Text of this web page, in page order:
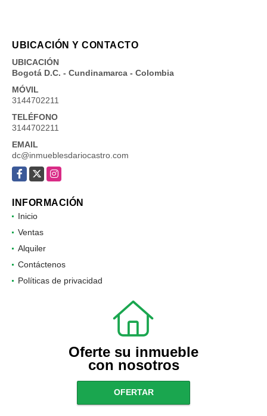
UBICACIÓN Y CONTACTO
UBICACIÓN
Bogotá D.C. - Cundinamarca - Colombia
MÓVIL
3144702211
TELÉFONO
3144702211
EMAIL
dc@inmueblesdariocastro.com
Facebook
X Instagram
INFORMACIÓN
Inicio
Ventas
Alquiler
Contáctenos
Políticas de privacidad
Oferte su inmueble
con nosotros
OFERTAR